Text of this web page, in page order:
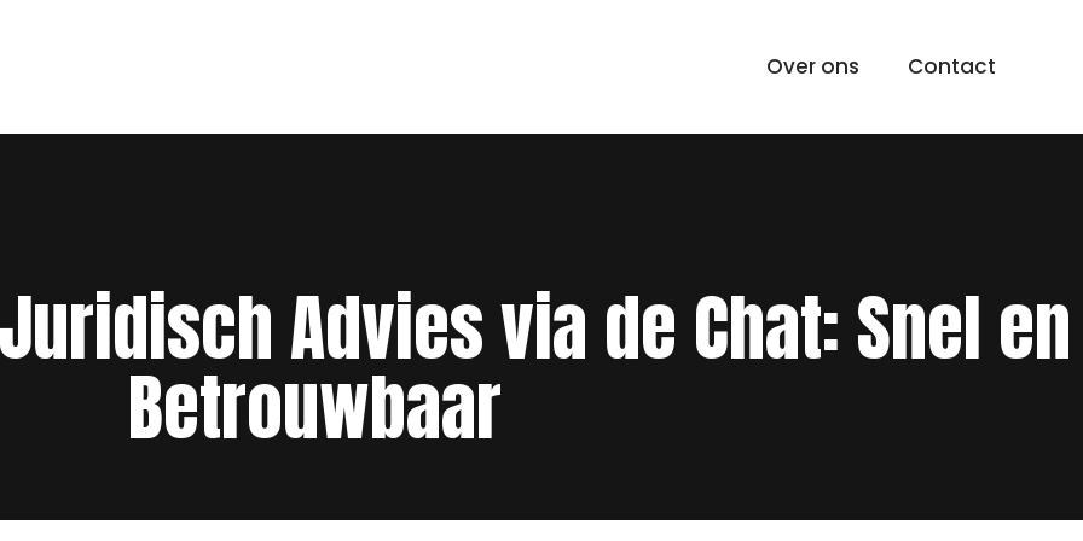
Over ons Contact
Advies via de Chat: Snel en
Betrouwbaar